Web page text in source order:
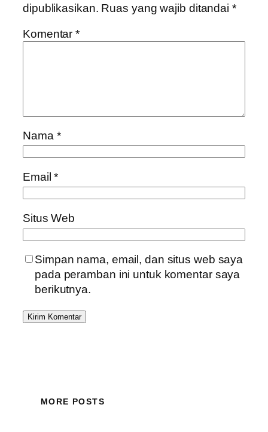
dipublikasikan. Ruas yang wajib ditandai *
Komentar*
Nama *
Email*
Situs Web
Simpan nama, email, dan situs web saya
pada peramban ini untuk komentar saya
berikutnya.
MORE POSTS